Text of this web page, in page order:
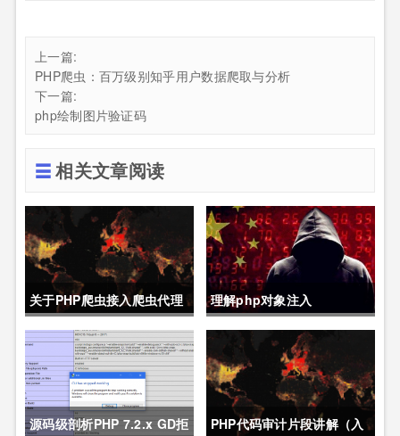
上一篇:
PHP爬虫：百万级别知乎用户数据爬取与分析
下一篇:
php绘制图片验证码
相关文章阅读
关于PHP爬虫接入爬虫代理
的代码demo
理解php对象注入
源码级剖析PHP 7.2.x GD拒 PHP代码审计片段讲解（入